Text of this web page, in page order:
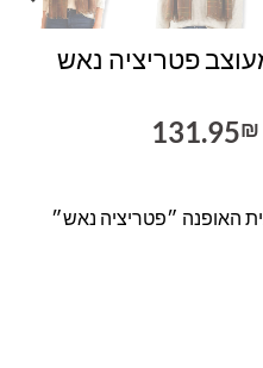
פטריציה נאש
המחיר
239.90₪.
131.95₪
131.95₪.
האופנה ״פטריציה נאש״